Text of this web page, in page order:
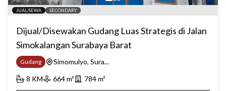
JUAL/SEWA SECONDARY
Dijual/Disewakan Gudang Luas Strategis di Jalan
Simokalangan Surabaya Barat
Gudang
Simomulyo, Sura...
8 KM 664m² 784m²